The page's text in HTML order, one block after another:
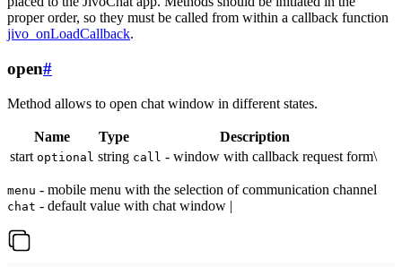
proper order, so they must be called from within a callback function
jivo_onLoadCallback.
open#
Method allows to open chat window in different states.
Name Type
Description
start optional string call - window with callback request form\
menu - mobile menu with the selection of communication channel
chat - default value with chat window |